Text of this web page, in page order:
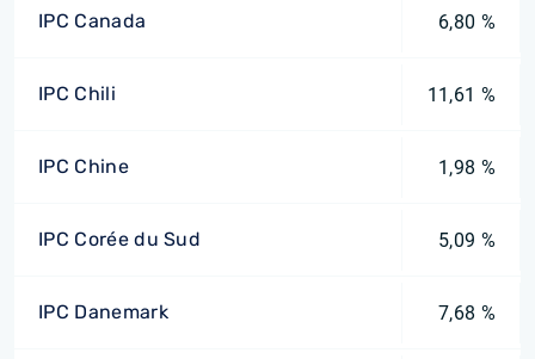
IPC Canada 6,80 %
IPC Chili 11,61 %
IPC Chine 1,98 %
IPC Corée du Sud 5,09 %
IPC Danemark 7,68 %